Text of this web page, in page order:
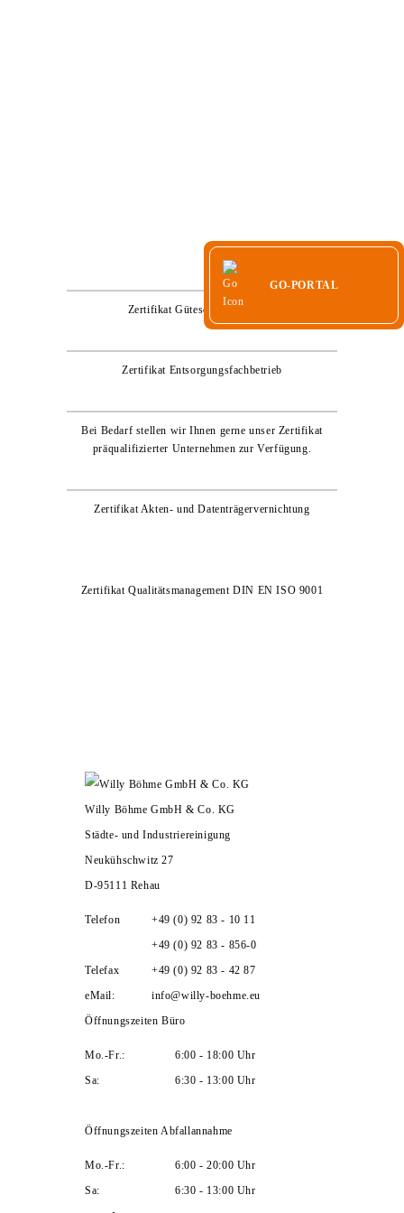
GO-PORTAL
Zertifikat Güteschutz Kanalbau
Zertifikat Entsorgungsfachbetrieb
Bei Bedarf stellen wir Ihnen gerne unser Zertifikat
präqualifizierter Unternehmen zur Verfügung.
Zertifikat Akten- und Datenträgervernichtung
Zertifikat Qualitätsmanagement DIN EN ISO 9001
Willy Böhme GmbH & Co. KG
Städte- und Industriereinigung
Neukühschwitz 27
D-95111 Rehau
Telefon
+49 (0) 92 83 - 10 11
+49 (0) 92 83 - 856-0
Telefax
+49 (0) 92 83 - 42 87
eMail:
info@willy-boehme.eu
Öffnungszeiten Büro
Mo.-Fr.:
6:00 - 18:00 Uhr
Sa:
6:30 - 13:00 Uhr
Öffnungszeiten Abfallannahme
Mo.-Fr.:
6:00 - 20:00 Uhr
Sa:
6:30 - 13:00 Uhr